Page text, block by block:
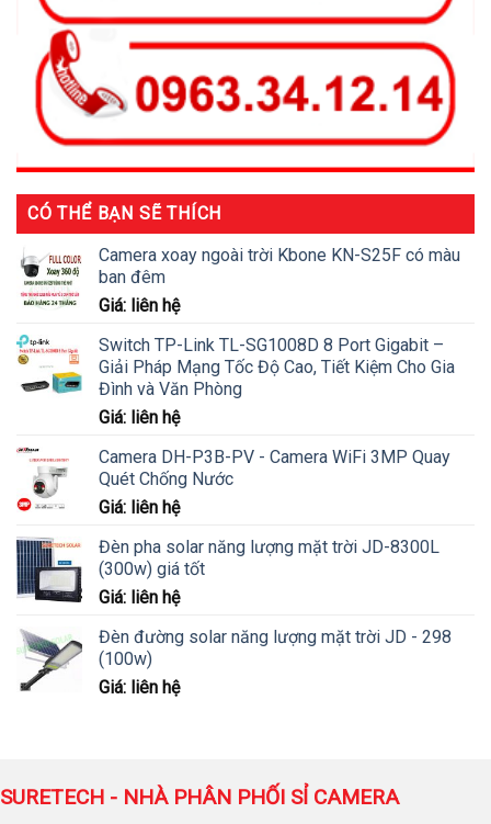
CÓ THỂ BẠN SẼ THÍCH
Camera xoay ngoài trời Kbone KN-S25F có màu
ban đêm
Giá: liên hệ
Switch TP-Link TL-SG1008D 8 Port Gigabit –
Giải Pháp Mạng Tốc Độ Cao, Tiết Kiệm Cho Gia
Đình và Văn Phòng
Giá: liên hệ
Camera DH-P3B-PV - Camera WiFi 3MP Quay
Quét Chống Nước
Giá: liên hệ
Đèn pha solar năng lượng mặt trời JD-8300L
(300w) giá tốt
Giá: liên hệ
Đèn đường solar năng lượng mặt trời JD - 298
(100w)
Giá: liên hệ
SURETECH - NHÀ PHÂN PHỐI SỈ CAMERA